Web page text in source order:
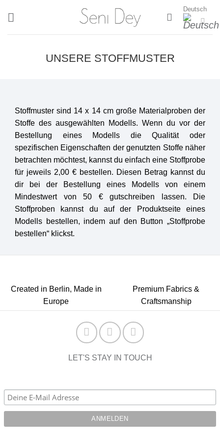
Deutsch
UNSERE STOFFMUSTER
Stoffmuster sind 14 x 14 cm große Materialproben der
Stoffe des ausgewählten Modells. Wenn du vor der
Bestellung eines Modells die Qualität oder
spezifischen Eigenschaften der genutzten Stoffe näher
betrachten möchtest, kannst du einfach eine Stoffprobe
für jeweils 2,00 € bestellen. Diesen Betrag kannst du
dir bei der Bestellung eines Modells von einem
Mindestwert von 50 € gutschreiben lassen. Die
Stoffproben kannst du auf der Produktseite eines
Modells bestellen, indem auf den Button „Stoffprobe
bestellen“ klickst.
Created in Berlin, Made in
Europe
Premium Fabrics &
Craftsmanship
LET'S STAY IN TOUCH